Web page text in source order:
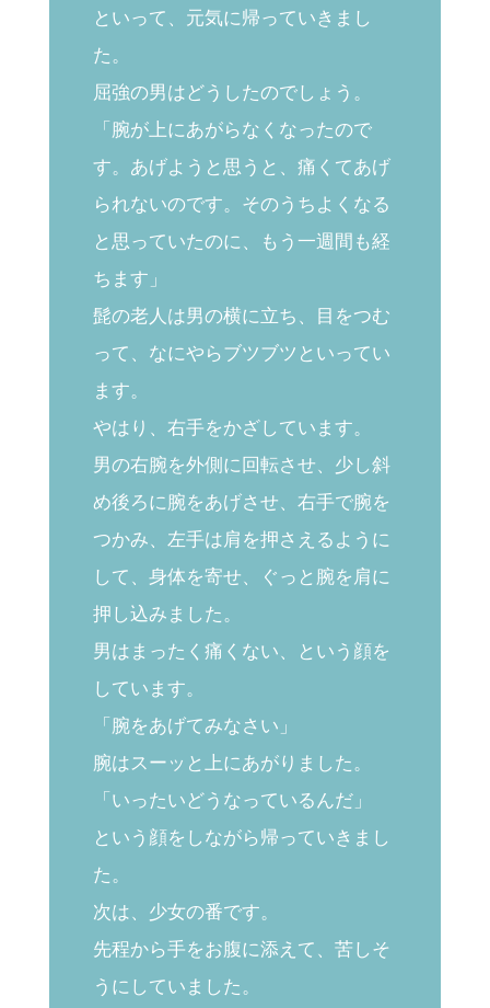
といって、元気に帰っていきまし
た。
屈強の男はどうしたのでしょう。
「腕が上にあがらなくなったので
す。あげようと思うと、痛くてあげ
られないのです。そのうちよくなる
と思っていたのに、もう一週間も経
ちます」
髭の老人は男の横に立ち、目をつむ
って、なにやらブツブツといってい
ます。
やはり、右手をかざしています。
男の右腕を外側に回転させ、少し斜
め後ろに腕をあげさせ、右手で腕を
つかみ、左手は肩を押さえるように
して、身体を寄せ、ぐっと腕を肩に
押し込みました。
男はまったく痛くない、という顔を
しています。
「腕をあげてみなさい」
腕はスーッと上にあがりました。
「いったいどうなっているんだ」
という顔をしながら帰っていきまし
た。
次は、少女の番です。
先程から手をお腹に添えて、苦しそ
うにしていました。